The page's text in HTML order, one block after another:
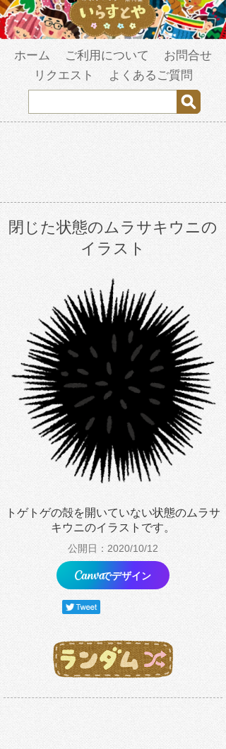
ホーム ご利用について
お問合せ
リクエスト
よくあるご質問
閉じた状態のムラサキウニの
イラスト
トゲトゲの殻を開いていない状態のムラサ
キウニのイラストです。
公開日：2020/10/12
でデザイン